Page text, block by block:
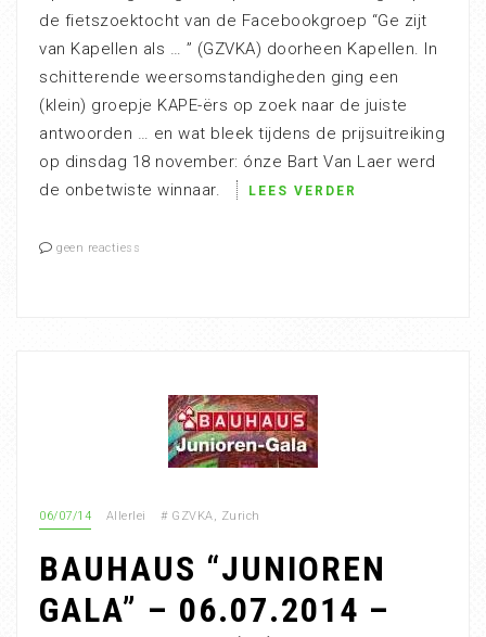
de fietszoektocht van de Facebookgroep “Ge zijt
van Kapellen als … ” (GZVKA) doorheen Kapellen. In
schitterende weersomstandigheden ging een
(klein) groepje KAPE-ërs op zoek naar de juiste
antwoorden … en wat bleek tijdens de prijsuitreiking
op dinsdag 18 november: ónze Bart Van Laer werd
de onbetwiste winnaar.
LEES VERDER
geen reactiess
06/07/14 Allerlei # GZVKA, Zurich
BAUHAUS “JUNIOREN
GALA” – 06.07.2014 –